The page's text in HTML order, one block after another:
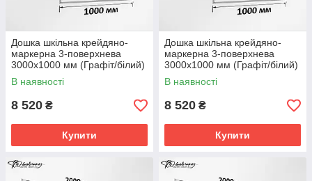
Дошка шкільна крейдяно-
маркерна 3-поверхнева
3000х1000 мм (Графіт/білий)
В наявності
8 520 ₴
Купити
Дошка шкільна крейдяно-
маркерна 3-поверхнева
3000х1000 мм (Графіт/білий)
В наявності
8 520 ₴
Купити